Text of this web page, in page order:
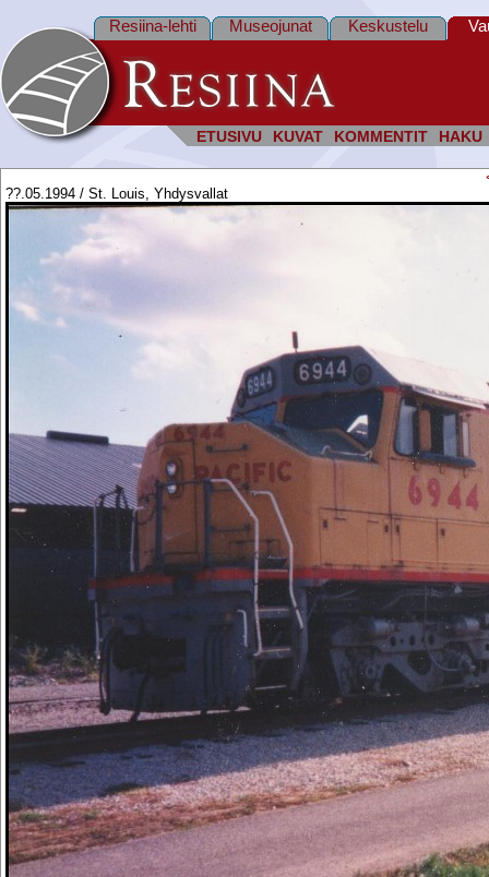
ETUSIVU KUVAT KOMMENTIT HAKU
Resiina-lehti Museojunat Keskustelu
??.05.1994 / St. Louis, Yhdysvallat